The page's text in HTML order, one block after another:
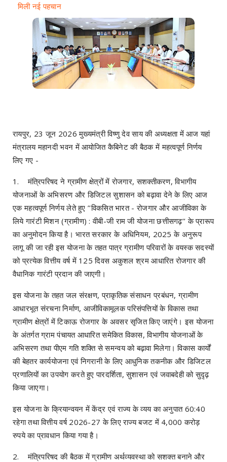
मिली नई पहचान
रायपुर, 23 जून 2026 मुख्यमंत्री विष्णु देव साय की अध्यक्षता में आज यहां
मंत्रालय महानदी भवन में आयोजित कैबिनेट की बैठक में महत्वपूर्ण निर्णय
लिए गए -
1. मंत्रिपरिषद ने ग्रामीण क्षेत्रों में रोजगार, सशक्तीकरण, विभागीय
योजनाओं के अभिसरण और डिजिटल सुशासन को बढ़ावा देने के लिए आज
एक महत्वपूर्ण निर्णय लेते हुए ’’विकसित भारत - रोजगार और आजीविका के
लिये गारंटी मिशन (ग्रामीण) : वीबी-जी राम जी योजना छत्तीसगढ़’’ के प्रारूप
का अनुमोदन किया है। भारत सरकार के अधिनियम, 2025 के अनुरूप
लागू की जा रही इस योजना के तहत पात्र ग्रामीण परिवारों के वयस्क सदस्यों
को प्रत्येक वित्तीय वर्ष में 125 दिवस अकुशल श्रम आधारित रोजगार की
वैधानिक गारंटी प्रदान की जाएगी।
इस योजना के तहत जल संरक्षण, प्राकृतिक संसाधन प्रबंधन, ग्रामीण
आधारभूत संरचना निर्माण, आजीविकामूलक परिसंपत्तियों के विकास तथा
ग्रामीण क्षेत्रों में टिकाऊ रोजगार के अवसर सृजित किए जाएंगे। इस योजना
के अंतर्गत ग्राम पंचायत आधारित समेकित विकास, विभागीय योजनाओं के
अभिसरण तथा पीएम गति शक्ति से समन्वय को बढ़ावा मिलेगा। विकास कार्यों
की बेहतर कार्ययोजना एवं निगरानी के लिए आधुनिक तकनीक और डिजिटल
प्रणालियों का उपयोग करते हुए पारदर्शिता, सुशासन एवं जवाबदेही को सुदृढ़
किया जाएगा।
इस योजना के क्रियान्वयन में केंद्र एवं राज्य के व्यय का अनुपात 60:40
रहेगा तथा वित्तीय वर्ष 2026-27 के लिए राज्य बजट में 4,000 करोड़
रुपये का प्रावधान किया गया है।
2. मंत्रिपरिषद की बैठक में ग्रामीण अर्थव्यवस्था को सशक्त बनाने और